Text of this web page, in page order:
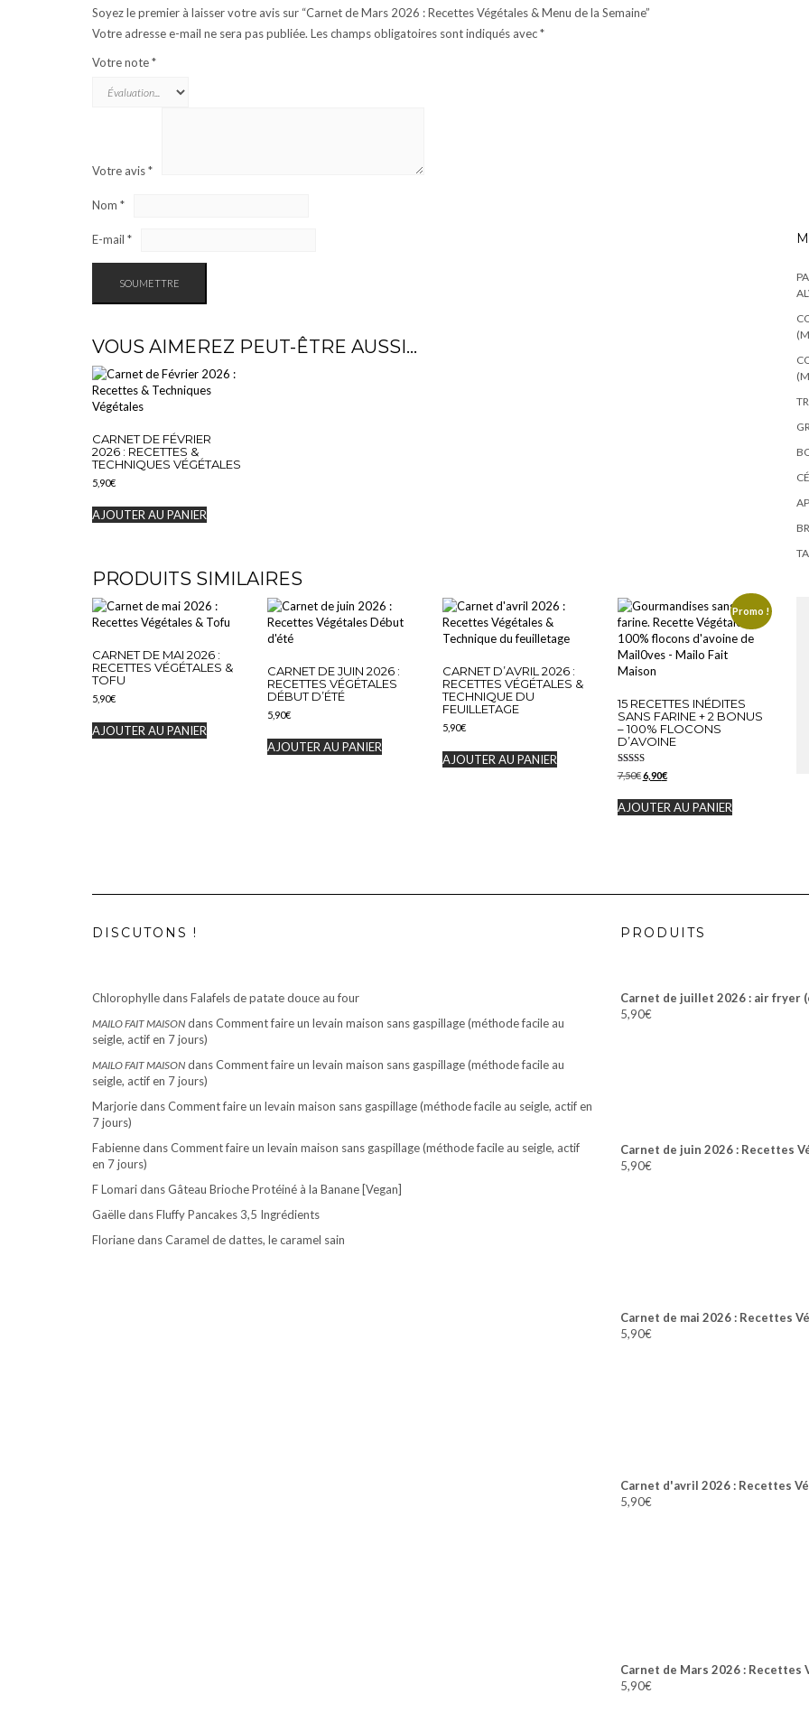
Soyez le premier à laisser votre avis sur “Carnet de Mars 2026 : Recettes Végétales & Menu de la Semaine”
Votre adresse e-mail ne sera pas publiée. Les champs obligatoires sont indiqués avec*
Votre note*
Votre avis*
Nom *
E-mail *
VOUS AIMEREZ PEUT-ÊTRE AUSSI…
CARNET DE FÉVRIER
2026 : RECETTES &
TECHNIQUES VÉGÉTALES
5,90€
AJOUTER AU PANIER
PRODUITS SIMILAIRES
CARNET DE MAI 2026 :
RECETTES VÉGÉTALES &
TOFU
5,90€
AJOUTER AU PANIER
CARNET DE JUIN 2026 :
RECETTES VÉGÉTALES
DÉBUT D’ÉTÉ
5,90€
AJOUTER AU PANIER
CARNET D’AVRIL 2026 :
RECETTES VÉGÉTALES &
TECHNIQUE DU
FEUILLETAGE
5,90€
AJOUTER AU PANIER
Promo !
15 RECETTES INÉDITES
SANS FARINE + 2 BONUS
– 100% FLOCONS
D’AVOINE
Note
5.00
7,50€Le
initial
était :
6,90€Le
actuel
est :
AJOUTER AU PANIER
DISCUTONS !
ChlorophylledansFalafels de patate douce au four
MAILO FAIT MAISON dansComment faire un levain maison sans gaspillage (méthode facile au
seigle, actif en 7 jours)
MAILO FAIT MAISON dansComment faire un levain maison sans gaspillage (méthode facile au
seigle, actif en 7 jours)
MarjoriedansComment faire un levain maison sans gaspillage (méthode facile au seigle, actif en
7 jours)
FabiennedansComment faire un levain maison sans gaspillage (méthode facile au seigle, actif
en 7 jours)
F LomaridansGâteau Brioche Protéiné à la Banane [Vegan]
GaëlledansFluffy Pancakes 3,5 Ingrédients
FlorianedansCaramel de dattes, le caramel sain
PRODUITS
Carnet de juillet 2026 : air fryer
5,90€
Carnet de juin 2026 : Recettes
5,90€
Carnet de mai 2026 : Recettes
5,90€
Carnet d'avril 2026 : Recettes
5,90€
Carnet de Mars 2026 : Recettes
5,90€